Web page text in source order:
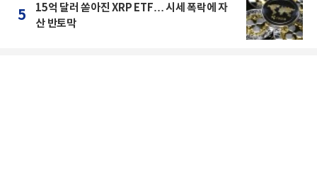
5
15억 달러 쏟아진 XRP ETF… 시세 폭락에 자
산 반토막